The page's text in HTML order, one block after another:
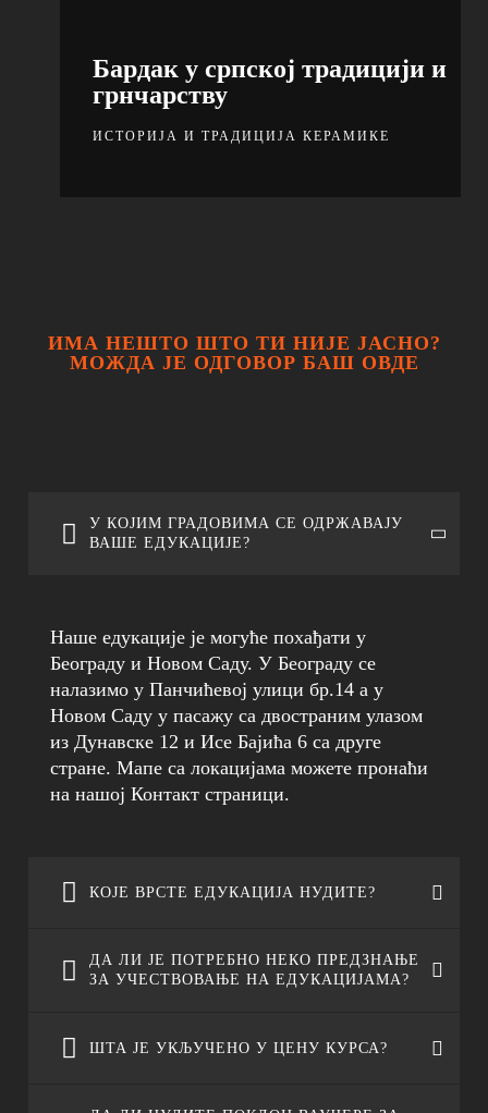
Бардак у српској традицији и
грнчарству
ИСТОРИЈА И ТРАДИЦИЈА КЕРАМИКЕ
ИМА НЕШТО ШТО ТИ НИЈЕ ЈАСНО?
МОЖДА ЈЕ ОДГОВОР БАШ ОВДЕ
У КОЈИМ ГРАДОВИМА СЕ ОДРЖАВАЈУ
ВАШЕ ЕДУКАЦИЈЕ?
Наше едукације је могуће похађати у
Београду и Новом Саду. У Београду се
налазимо у Панчићевој улици бр.14 а у
Новом Саду у пасажу са двостраним улазом
из Дунавске 12 и Исе Бајића 6 са друге
стране. Мапе са локацијама можете пронаћи
на нашој Контакт страници.
КОЈЕ ВРСТЕ ЕДУКАЦИЈА НУДИТЕ?
Поред Курса керамике који нуди
варијанте радионица керамике. Опције су ту
ДА ЛИ ЈЕ ПОТРЕБНО НЕКО ПРЕДЗНАЊЕ
ЗА УЧЕСТВОВАЊЕ НА ЕДУКАЦИЈАМА?
ШТА ЈЕ УКЉУЧЕНО У ЦЕНУ КУРСА?